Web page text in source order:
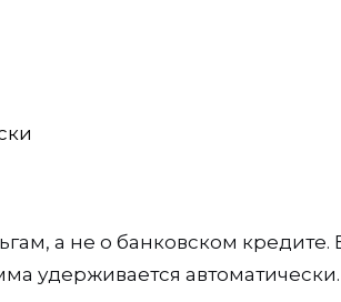
а не о банковском кредите.
удерживается автоматически.